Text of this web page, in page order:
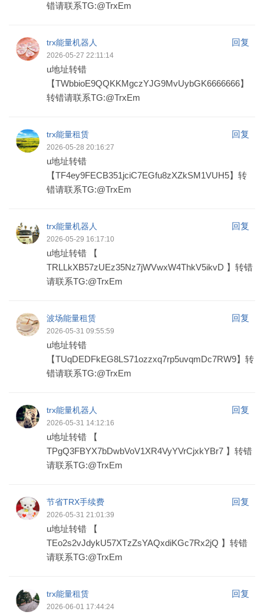
错请联系TG:@TrxEm
trx能量机器人 回复
2026-05-27 22:11:14
u地址转错
【TWbbioE9QQKKMgczYJG9MvUybGK6666666】
转错请联系TG:@TrxEm
trx能量租赁 回复
2026-05-28 20:16:27
u地址转错
【TF4ey9FECB351jciC7EGfu8zXZkSM1VUH5】转
错请联系TG:@TrxEm
trx能量机器人 回复
2026-05-29 16:17:10
u地址转错 【
TRLLkXB57zUEz35Nz7jWVwxW4ThkV5ikvD 】转错
请联系TG:@TrxEm
波场能量租赁 回复
2026-05-31 09:55:59
u地址转错
【TUqDEDFkEG8LS71ozzxq7rp5uvqmDc7RW9】转
错请联系TG:@TrxEm
trx能量机器人 回复
2026-05-31 14:12:16
u地址转错 【
TPgQ3FBYX7bDwbVoV1XR4VyYVrCjxkYBr7 】转错
请联系TG:@TrxEm
节省TRX手续费 回复
2026-05-31 21:01:39
u地址转错 【
TEo2s2vJdykU57XTzZsYAQxdiKGc7Rx2jQ 】转错
请联系TG:@TrxEm
trx能量租赁 回复
2026-06-01 17:44:24